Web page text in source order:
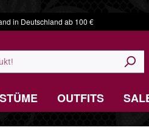
in Deutschland ab 100 €
OUTFITS